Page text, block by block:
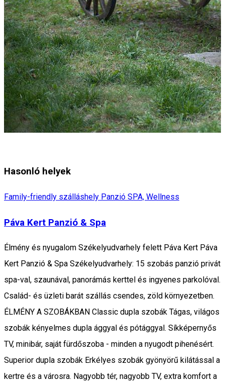
Hasonló helyek
Family-friendly szálláshely Panzió SPA, Wellness
Páva Kert Panzió & Spa
Élmény és nyugalom Székelyudvarhely felett Páva Kert Páva
Kert Panzió & Spa Székelyudvarhely: 15 szobás panzió privát
spa-val, szaunával, panorámás kerttel és ingyenes parkolóval.
Család- és üzleti barát szállás csendes, zöld környezetben.
ÉLMÉNY A SZOBÁKBAN Classic dupla szobák Tágas, világos
szobák kényelmes dupla ággyal és pótággyal. Síkképernyős
TV, minibár, saját fürdőszoba - minden a nyugodt pihenésért.
Superior dupla szobák Erkélyes szobák gyönyörű kilátással a
kertre és a városra. Nagyobb tér, nagyobb TV, extra komfort a